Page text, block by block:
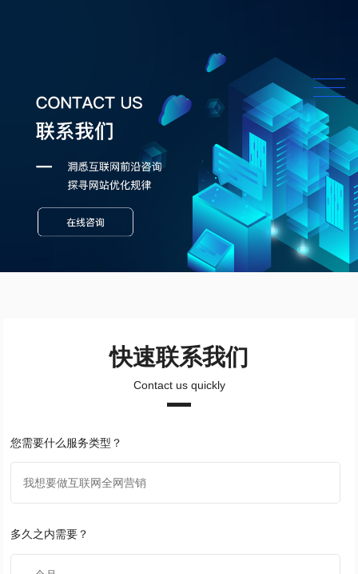
快速联系我们
Contact us quickly
您需要什么服务类型？
多久之内需要？